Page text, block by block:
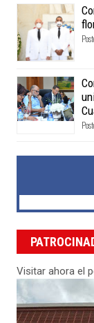
Visitar ahora el